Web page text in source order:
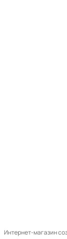
Интернет-магазин